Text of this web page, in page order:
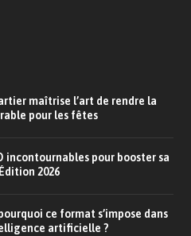
maîtrise l’art de rendre la
pour les fêtes
incontournables pour booster sa
2026
ce format s’impose dans
artificielle ?